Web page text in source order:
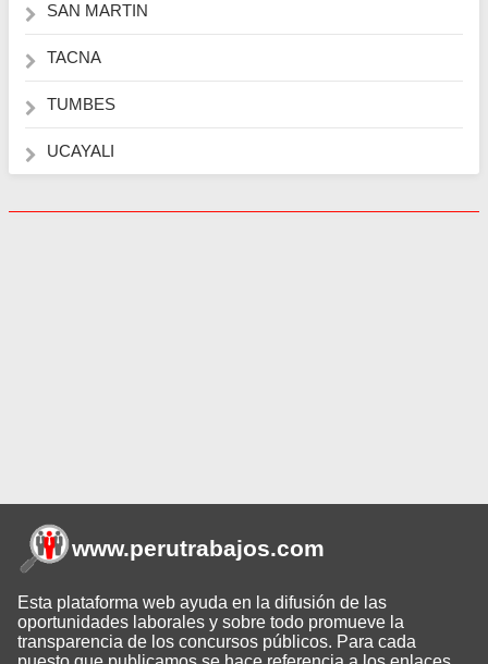
SAN MARTIN
TACNA
TUMBES
UCAYALI
www.perutrabajos.com
Esta plataforma web ayuda en la difusión de las
oportunidades laborales y sobre todo promueve la
transparencia de los concursos públicos. Para cada